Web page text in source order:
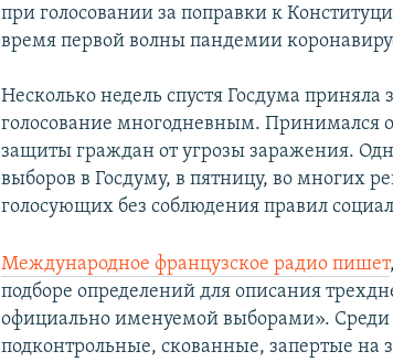
при голосовании за поправки к
время первой волны пандемии
Несколько недель спустя Госдума
голосование многодневным. Принимался
защиты граждан от угрозы заражения.
выборов в Госдуму, в пятницу, во многих
голосующих без соблюдения правил
Международное французское радио пишет
подборе определений для описания
официально именуемой выборами».
подконтрольные, скованные, запертые на